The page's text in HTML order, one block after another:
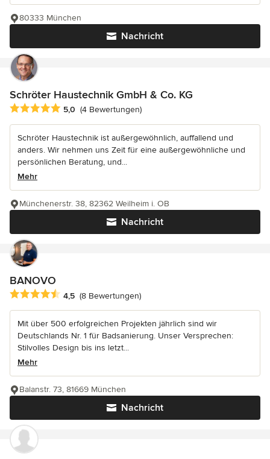
Nachricht
80333 München
Schröter Haustechnik GmbH & Co. KG
Durchschnittliche Bewertung: 5 von 5 Sternen
5,0 (4 Bewertungen)
Schröter Haustechnik ist außergewöhnlich, auffallend und
anders. Wir nehmen uns Zeit für eine außergewöhnliche und
persönlichen Beratung, und...
Mehr
Nachricht
Münchenerstr. 38, 82362 Weilheim i. OB
BANOVO
Durchschnittliche Bewertung: 4.5 von 5 Sternen
4,5 (8 Bewertungen)
Mit über 500 erfolgreichen Projekten jährlich sind wir
Deutschlands Nr. 1 für Badsanierung. Unser Versprechen:
Stilvolles Design bis ins letzt...
Mehr
Nachricht
Balanstr. 73, 81669 München